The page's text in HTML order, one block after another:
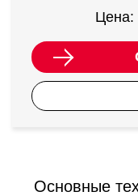
Цена:
Основные